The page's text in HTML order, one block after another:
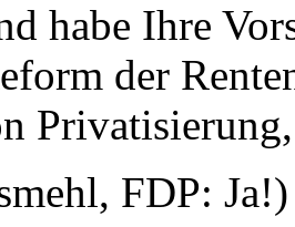
habe Ihre
der
FDP: Ja!)